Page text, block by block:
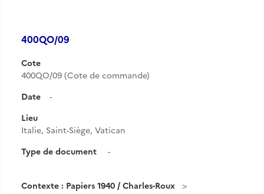
400QO/09
Cote
400QO/09 (Cote de commande)
Date
-
Lieu
Italie, Saint-Siège, Vatican
Type de document
-
Contexte : Papiers 1940 / Charles-Roux